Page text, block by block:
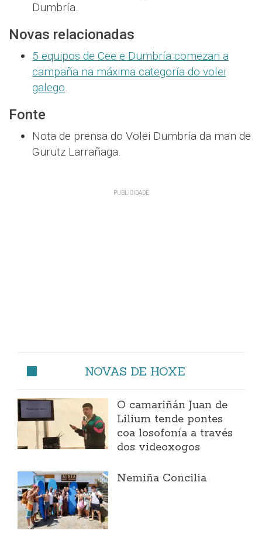
Dumbría.
Novas relacionadas
5 equipos de Cee e Dumbría comezan a
campaña na máxima categoría do volei
galego.
Fonte
Nota de prensa do Volei Dumbría da man de
Gurutz Larrañaga.
NOVAS DE HOXE
O camariñán Juan de
Lilium tende pontes
coa losofonía a través
dos videoxogos
Nemiña Concilia